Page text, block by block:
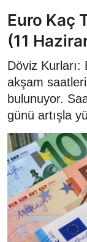
Euro Kaç
(11
Döviz
akşam
bulunuyor.
günü artışla